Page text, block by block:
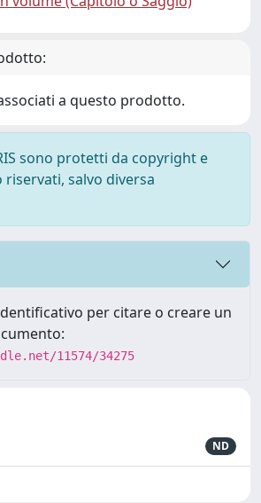
a questo prodotto.
sono protetti da copyright e
salvo diversa
per citare o creare un
11574/34275
ND